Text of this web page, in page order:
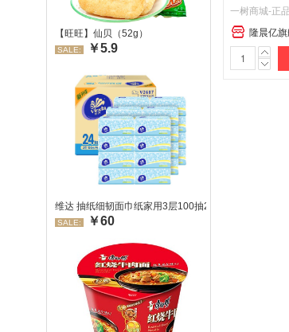
【旺旺】仙贝（52g）
SALE: ￥5.9
维达 抽纸细韧面巾纸家用3层100抽24包/箱 超值装 偏
SALE: ￥60
一树商城-正
隆晨亿